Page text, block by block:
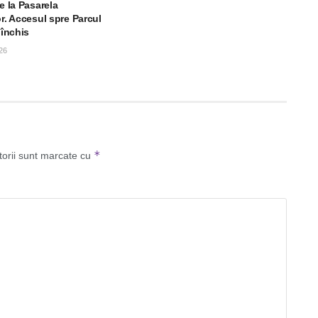
la Pasarela
Accesul spre Parcul
sunt marcate cu *